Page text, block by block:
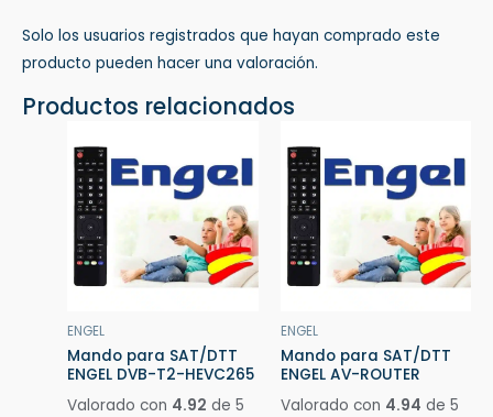
Solo los usuarios registrados que hayan comprado este
producto pueden hacer una valoración.
Productos relacionados
ENGEL
Mando para SAT/DTT
ENGEL DVB-T2-HEVC265
Valorado con 4.92 de 5
ENGEL
Mando para SAT/DTT
ENGEL AV-ROUTER
Valorado con 4.94 de 5